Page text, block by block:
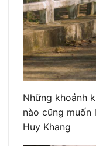
Những khoảnh
nào cũng muốn
Huy Khang